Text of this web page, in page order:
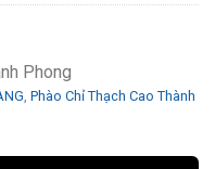
Phong
, Phào Chỉ Thạch Cao Thành